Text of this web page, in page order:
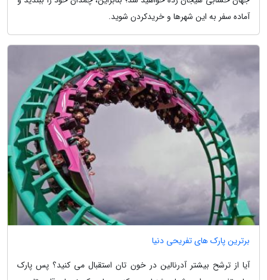
آماده سفر به این شهرها و خریدکردن شوید.
برترین پارک های تفریحی دنیا
آیا از ترشح بیشتر آدرنالین در خون تان استقبال می کنید؟ پس پارک